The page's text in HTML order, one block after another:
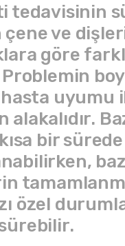
tedavisinin
çene ve
göre
hasta uyumu
alakalıdır.
bir sürede
özel